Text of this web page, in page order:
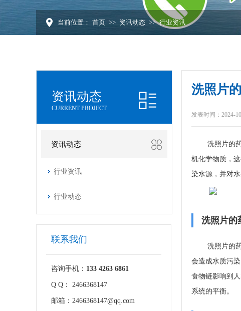
当前位置： 首页 >> 资讯动态 >> 行业资讯
资讯动态
CURRENT PROJECT
资讯动态
行业资讯
行业动态
联系我们
咨询手机： 133 4263 6861
Q Q： 2466368147
邮箱：2466368147@qq.com
洗照片
发表时间：2024-
洗照片的
机化学物质，
染水源，并对
洗照片的
洗照片的
会造成水质污
食物链影响到
系统的平衡。